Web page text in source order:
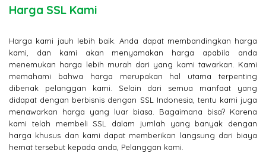
Harga SSL Kami
Harga kami jauh lebih baik. Anda dapat membandingkan harga
kami, dan kami akan menyamakan harga apabila anda
menemukan harga lebih murah dari yang kami tawarkan. Kami
memahami bahwa harga merupakan hal utama terpenting
dibenak pelanggan kami. Selain dari semua manfaat yang
didapat dengan berbisnis dengan SSL Indonesia, tentu kami juga
menawarkan harga yang luar biasa. Bagaimana bisa? Karena
kami telah membeli SSL dalam jumlah yang banyak dengan
harga khusus dan kami dapat memberikan langsung dari biaya
hemat tersebut kepada anda, Pelanggan kami.